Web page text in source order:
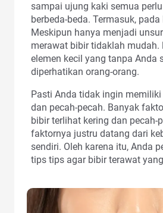
sampai ujung kaki semua
berbeda-beda. Termasuk,
Meskipun hanya menjadi
merawat bibir tidaklah mudah.
elemen kecil yang tanpa Anda
diperhatikan orang-orang.
Pasti Anda tidak ingin
dan pecah-pecah. Banyak
bibir terlihat kering dan pecah-
faktornya justru datang dari
sendiri. Oleh karena itu, Anda
tips tips agar bibir terawat